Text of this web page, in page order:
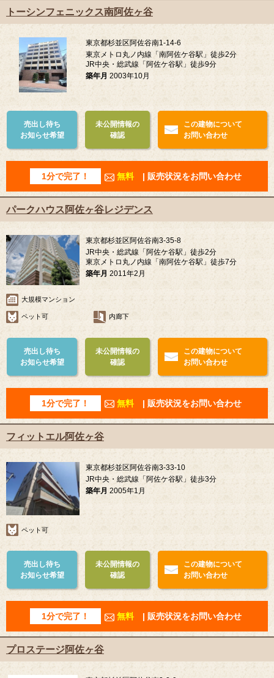
トーシンフェニックス南阿佐ヶ谷
東京都杉並区阿佐谷南1-14-6
東京メトロ丸ノ内線「南阿佐ケ谷駅」徒歩2分
JR中央・総武線「阿佐ケ谷駅」徒歩9分
築年月 2003年10月
売出し待ち
お知らせ希望
未公開情報の
確認
この建物について
お問い合わせ
1分で完了！ 無料 | 販売状況をお問い合わせ
パークハウス阿佐ヶ谷レジデンス
東京都杉並区阿佐谷南3-35-8
JR中央・総武線「阿佐ケ谷駅」徒歩2分
東京メトロ丸ノ内線「南阿佐ケ谷駅」徒歩7分
築年月 2011年2月
大規模マンション
ペット可 内廊下
売出し待ち
お知らせ希望
未公開情報の
確認
この建物について
お問い合わせ
1分で完了！ 無料 | 販売状況をお問い合わせ
フィットエル阿佐ヶ谷
東京都杉並区阿佐谷南3-33-10
JR中央・総武線「阿佐ケ谷駅」徒歩3分
築年月 2005年1月
ペット可
売出し待ち
お知らせ希望
未公開情報の
確認
この建物について
お問い合わせ
1分で完了！ 無料 | 販売状況をお問い合わせ
プロステージ阿佐ヶ谷